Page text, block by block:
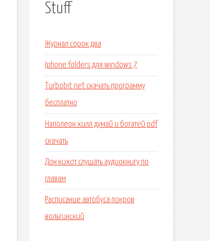
Stuff
Журнал сорок два
Iphone folders для windows 7
Turbobit net скачать программу
бесплатно
Наполеон хилл думай и богатей pdf
скачать
Дон кихот слушать аудиокнигу по
главам
Расписание автобуса покров
вольгинский